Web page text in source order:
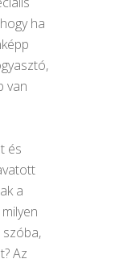
ha
van
és
a
szóba,
Az